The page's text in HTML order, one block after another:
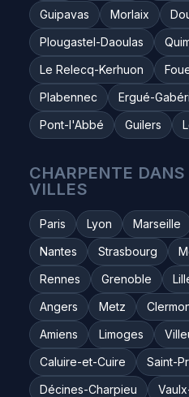
Guipavas
Morlaix
Plougastel-Daoulas
Le Relecq-Kerhuon
Plabennec
Ergué-
Pont-l'Abbé
Guilers
CHARPENTE
VILLES
Paris Lyon Marseille
Nantes
Strasbourg
Rennes
Grenoble
Angers
Metz
Amiens
Limoges
Caluire-et-Cuire
Saint-
Décines-Charpieu